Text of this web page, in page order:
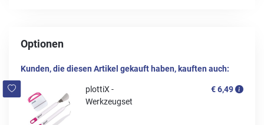
Optionen
Kunden, die diesen Artikel gekauft haben, kauften auch:
plottiX -
Werkzeugset
€ 6,49